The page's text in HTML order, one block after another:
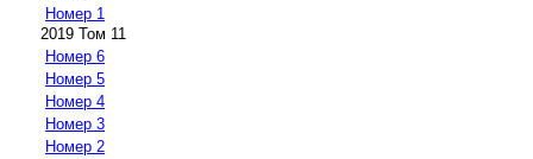
Номер 1
2019 Том 11
Номер 6
Номер 5
Номер 4
Номер 3
Номер 2